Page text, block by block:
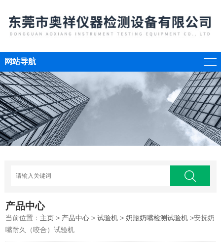
网站导航
产品中心
当前位置： 主页 > 产品中心 >试验机 >奶瓶奶嘴检测试验机 >安抚奶
嘴耐久（咬合）试验机